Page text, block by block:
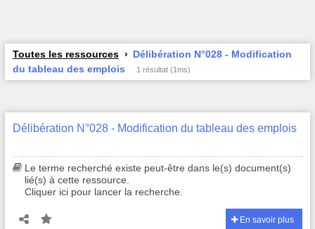
Toutes les ressources
Délibération N°028 - Modification
du tableau des emplois
1 résultat (1ms)
Délibération N°028 - Modification du tableau des emplois
Le terme recherché existe peut-être dans le(s) document(s)
lié(s) à cette ressource.
Cliquer ici pour lancer la recherche.
En savoir plus